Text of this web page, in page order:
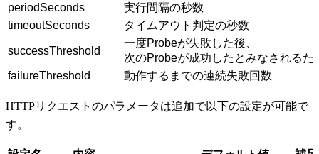
periodSeconds
実行間隔の秒数
timeoutSeconds
タイムアウト判定の秒数
successThreshold
一度Probeが失敗した後、
次のProbeが成功したとみなされる
failureThreshold
動作するまでの連続失敗回数
HTTPリクエストのパラメータは追加で以下の設定が可能で
す。